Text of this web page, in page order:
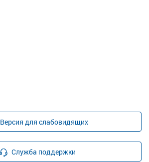
Версия для слабовидящих
Служба поддержки